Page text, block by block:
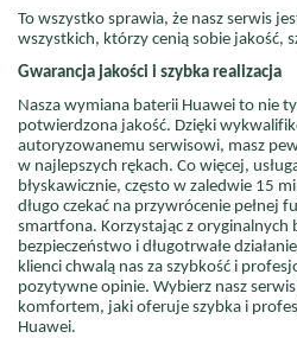
To wszystko sprawia, że nasz serwis
wszystkich, którzy cenią sobie jakość,
Gwarancja jakości i szybka realizacja
Nasza wymiana baterii Huawei to nie
potwierdzona jakość. Dzięki
autoryzowanemu serwisowi, masz
w najlepszych rękach. Co więcej,
błyskawicznie, często w zaledwie 15
długo czekać na przywrócenie pełnej
smartfona. Korzystając z oryginalnych
bezpieczeństwo i długotrwałe
klienci chwalą nas za szybkość i
pozytywne opinie. Wybierz nasz
komfortem, jaki oferuje szybka i
Huawei.